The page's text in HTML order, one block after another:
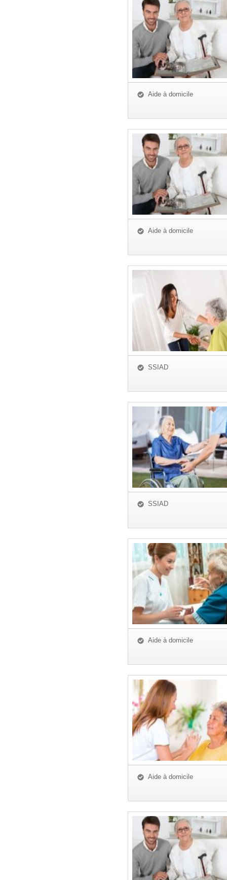
Aide à domicile
Aide à domicile
SSIAD
SSIAD
Aide à domicile
Aide à domicile